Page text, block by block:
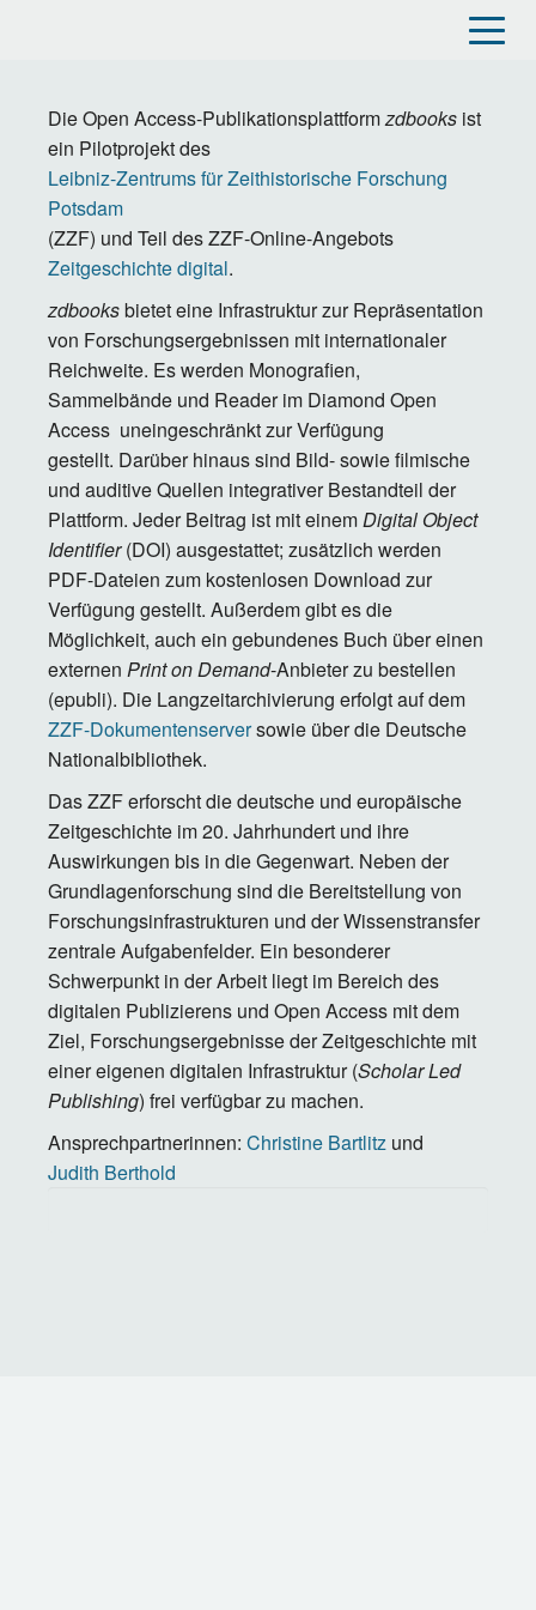
Die Open Access-Publikationsplattformzdbooks ist
ein Pilotprojekt des
Leibniz-Zentrums für Zeithistorische Forschung
Potsdam
(ZZF) und Teil des ZZF-Online-Angebots
Zeitgeschichte digital.
zdbooksbietet eine Infrastruktur zur Repräsentation
von Forschungsergebnissen mit internationaler
Reichweite. Es werden Monografien,
Sammelbände und Reader im Diamond Open
Access uneingeschränkt zur Verfügung
gestellt. Darüber hinaus sind Bild- sowie filmische
und auditive Quellen integrativer Bestandteil der
Plattform. Jeder Beitrag ist mit einemDigital Object
Identifier(DOI) ausgestattet; zusätzlich werden
PDF-Dateien zum kostenlosen Download zur
Verfügung gestellt. Außerdem gibt es die
Möglichkeit, auch ein gebundenes Buch über einen
externen Print on Demand-Anbieter zu bestellen
(epubli). Die Langzeitarchivierung erfolgt auf dem
ZZF-Dokumentenserversowie über die Deutsche
Nationalbibliothek.
Das ZZF erforscht die deutsche und europäische
Zeitgeschichte im 20. Jahrhundert und ihre
Auswirkungen bis in die Gegenwart. Neben der
Grundlagenforschung sind die Bereitstellung von
Forschungsinfrastrukturen und der Wissenstransfer
zentrale Aufgabenfelder. Ein besonderer
Schwerpunkt in der Arbeit liegt im Bereich des
digitalen Publizierens und Open Access mit dem
Ziel, Forschungsergebnisse der Zeitgeschichte mit
einer eigenen digitalen Infrastruktur (Scholar Led
Publishing) frei verfügbar zu machen.
Ansprechpartnerinnen: Christine Bartlitz und
Judith Berthold